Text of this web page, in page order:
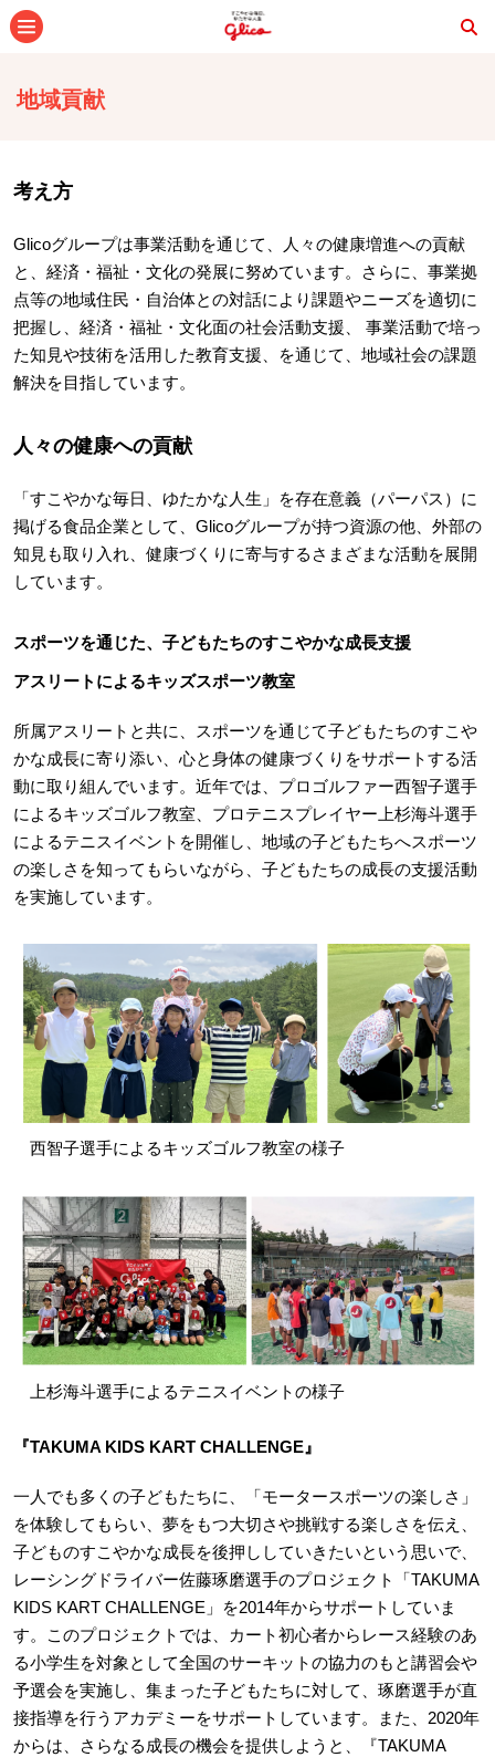
地域貢献
考え方
Glicoグループは事業活動を通じて、人々の健康増進への貢献
と、経済・福祉・文化の発展に努めています。さらに、事業拠
点等の地域住民・自治体との対話により課題やニーズを適切に
把握し、経済・福祉・文化面の社会活動支援、 事業活動で培っ
た知見や技術を活用した教育支援、を通じて、地域社会の課題
解決を目指しています。
人々の健康への貢献
「すこやかな毎日、ゆたかな人生」を存在意義（パーパス）に
掲げる食品企業として、Glicoグループが持つ資源の他、外部の
知見も取り入れ、健康づくりに寄与するさまざまな活動を展開
しています。
スポーツを通じた、子どもたちのすこやかな成長支援
アスリートによるキッズスポーツ教室
所属アスリートと共に、スポーツを通じて子どもたちのすこや
かな成長に寄り添い、心と身体の健康づくりをサポートする活
動に取り組んでいます。近年では、プロゴルファー西智子選手
によるキッズゴルフ教室、プロテニスプレイヤー上杉海斗選手
によるテニスイベントを開催し、地域の子どもたちへスポーツ
の楽しさを知ってもらいながら、子どもたちの成長の支援活動
を実施しています。
西智子選手によるキッズゴルフ教室の様子
上杉海斗選手によるテニスイベントの様子
『TAKUMA KIDS KART CHALLENGE』
一人でも多くの子どもたちに、「モータースポーツの楽しさ」
を体験してもらい、夢をもつ大切さや挑戦する楽しさを伝え、
子どものすこやかな成長を後押ししていきたいという思いで、
レーシングドライバー佐藤琢磨選手のプロジェクト「TAKUMA
KIDS KART CHALLENGE」を2014年からサポートしていま
す。このプロジェクトでは、カート初心者からレース経験のあ
る小学生を対象として全国のサーキットの協力のもと講習会や
予選会を実施し、集まった子どもたちに対して、琢磨選手が直
接指導を行うアカデミーをサポートしています。また、2020年
からは、さらなる成長の機会を提供しようと、『TAKUMA